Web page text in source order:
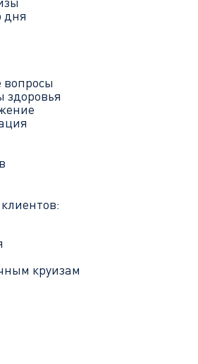
дня
вопросы
здоровья
круизам